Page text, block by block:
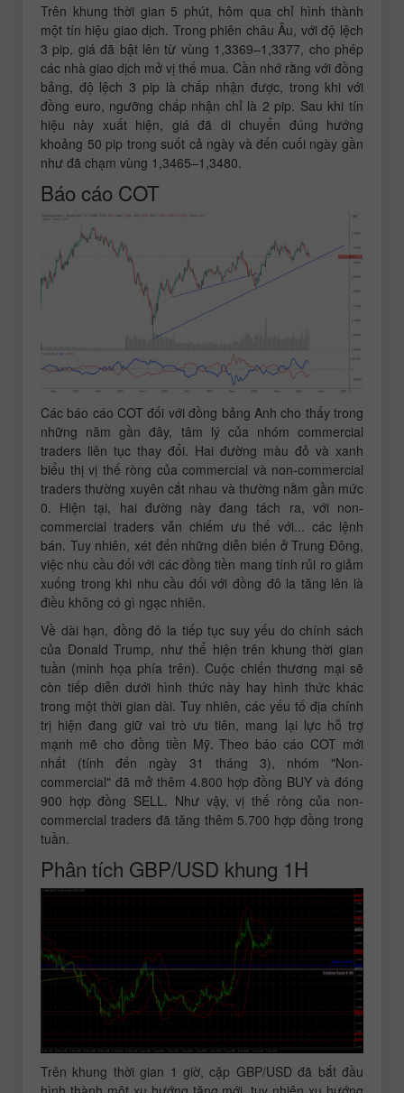
Trên khung thời gian 5 phút, hôm qua chỉ hình thành
một tín hiệu giao dịch. Trong phiên châu Âu, với độ lệch
3 pip, giá đã bật lên từ vùng 1,3369–1,3377, cho phép
các nhà giao dịch mở vị thế mua. Cần nhớ rằng với đồng
bảng, độ lệch 3 pip là chấp nhận được, trong khi với
đồng euro, ngưỡng chấp nhận chỉ là 2 pip. Sau khi tín
hiệu này xuất hiện, giá đã di chuyển đúng hướng
khoảng 50 pip trong suốt cả ngày và đến cuối ngày gần
như đã chạm vùng 1,3465–1,3480.
Báo cáo COT
Các báo cáo COT đối với đồng bảng Anh cho thấy trong
những năm gần đây, tâm lý của nhóm commercial
traders liên tục thay đổi. Hai đường màu đỏ và xanh
biểu thị vị thế ròng của commercial và non-commercial
traders thường xuyên cắt nhau và thường nằm gần mức
0. Hiện tại, hai đường này đang tách ra, với non-
commercial traders vẫn chiếm ưu thế với... các lệnh
bán. Tuy nhiên, xét đến những diễn biến ở Trung Đông,
việc nhu cầu đối với các đồng tiền mang tính rủi ro giảm
xuống trong khi nhu cầu đối với đồng đô la tăng lên là
điều không có gì ngạc nhiên.
Về dài hạn, đồng đô la tiếp tục suy yếu do chính sách
của Donald Trump, như thể hiện trên khung thời gian
tuần (minh họa phía trên). Cuộc chiến thương mại sẽ
còn tiếp diễn dưới hình thức này hay hình thức khác
trong một thời gian dài. Tuy nhiên, các yếu tố địa chính
trị hiện đang giữ vai trò ưu tiên, mang lại lực hỗ trợ
mạnh mẽ cho đồng tiền Mỹ. Theo báo cáo COT mới
nhất (tính đến ngày 31 tháng 3), nhóm "Non-
commercial" đã mở thêm 4.800 hợp đồng BUY và đóng
900 hợp đồng SELL. Như vậy, vị thế ròng của non-
commercial traders đã tăng thêm 5.700 hợp đồng trong
tuần.
Phân tích GBP/USD khung 1H
Trên khung thời gian 1 giờ, cặp GBP/USD đã bắt đầu